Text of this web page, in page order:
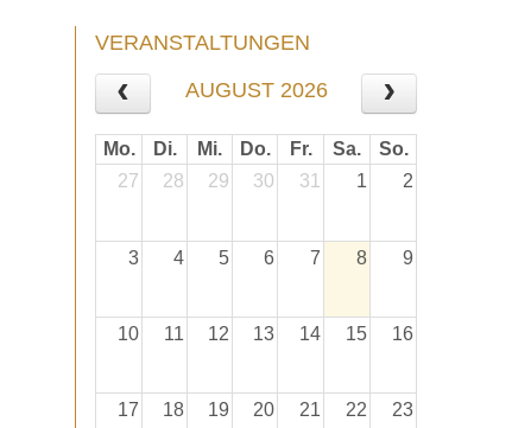
VERANSTALTUNGEN
AUGUST 2026
Mo. Di. Mi. Do. Fr. Sa.
So.
27
28 29 30 31 1 2
3 4 5 6 7 8 9
10 11 12 13 14 15 16
17 18 19 20 21 22 23